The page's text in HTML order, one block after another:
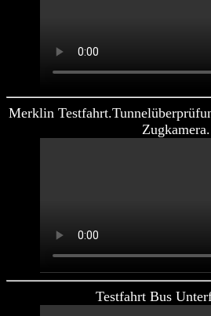
Merklin
Zugkamera.
Testfahrt Bus